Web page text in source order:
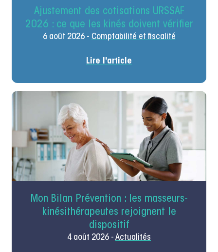
Ajustement des cotisations URSSAF
2026 : ce que les kinés doivent vérifier
6 août 2026 - Comptabilité et fiscalité
Lire l'article
Mon Bilan Prévention : les masseurs-
kinésithérapeutes rejoignent le
dispositif
4 août 2026 - Actualités